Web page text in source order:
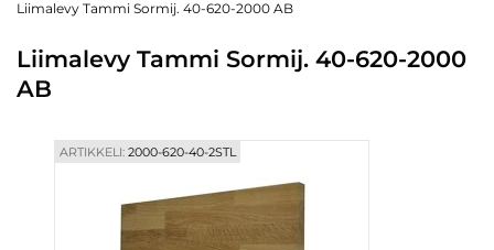
Yrityksen
Blogi
Yhteystiedot
Liimalevy Tammi Sormij. 40-620-2000 AB
Liimalevy Tammi Sormij. 40-620-2000
AB
ARTIKKELI:2000-620-40-2STL